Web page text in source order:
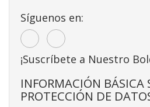
Síguenos en:
¡Suscríbete a Nuestro
INFORMACIÓN BÁSICA
PROTECCIÓN DE